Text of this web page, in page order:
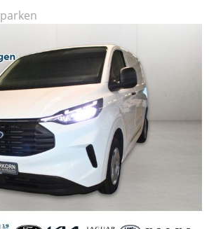
parken